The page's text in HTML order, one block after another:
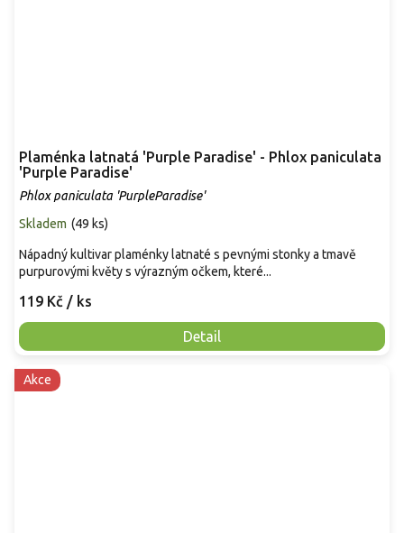
Plaménka latnatá 'Purple Paradise' - Phlox paniculata
'Purple Paradise'
Phlox paniculata 'PurpleParadise'
Skladem (49 ks)
119 Kč / ks
Detail
Nápadný kultivar plaménky latnaté s pevnými stonky a tmavě
purpurovými květy s výrazným očkem, které...
Akce